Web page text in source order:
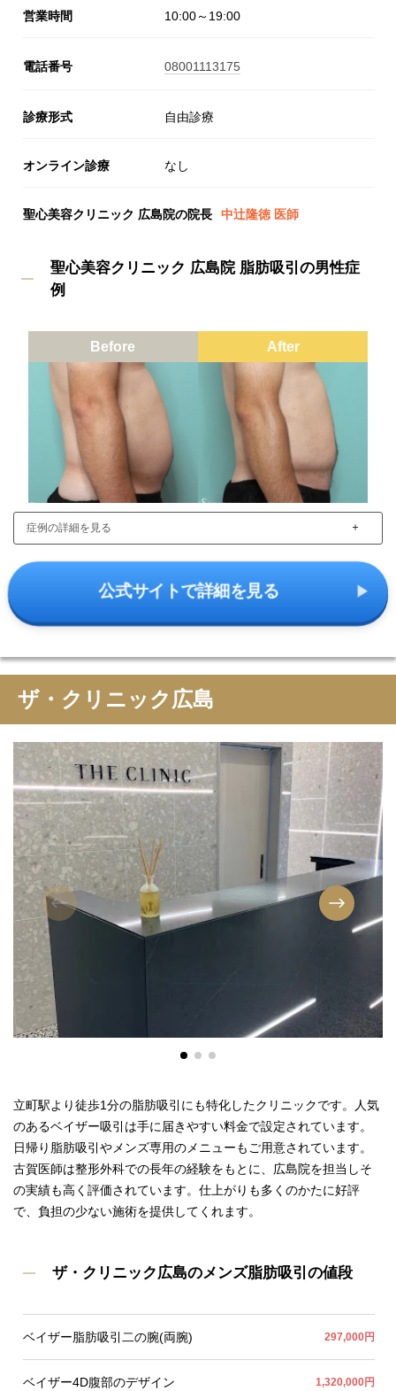
営業時間 10:00～19:00
電話番号 08001113175
診療形式 自由診療
オンライン診療 なし
聖心美容クリニック 広島院の院長 中辻隆徳 医師
聖心美容クリニック 広島院 脂肪吸引の男性症
例
Before After
症例の詳細を見る ＋
公式サイトで詳細を見る
ザ・クリニック広島
立町駅より徒歩1分の脂肪吸引にも特化したクリニックです。人気
のあるベイザー吸引は手に届きやすい料金で設定されています。
日帰り脂肪吸引やメンズ専用のメニューもご用意されています。
古賀医師は整形外科での長年の経験をもとに、広島院を担当しそ
の実績も高く評価されています。仕上がりも多くのかたに好評
で、負担の少ない施術を提供してくれます。
ザ・クリニック広島のメンズ脂肪吸引の値段
ベイザー脂肪吸引二の腕(両腕) 297,000円
ベイザー4D腹部のデザイン 1,320,000円